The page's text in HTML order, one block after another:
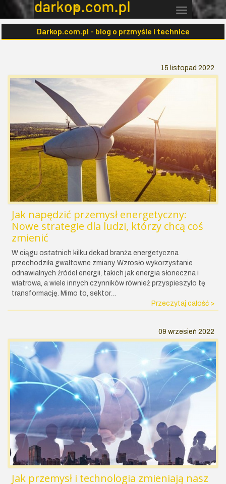
Darkop.com.pl - blog o przmyśle i technice
15 listopad 2022
Jak napędzić przemysł energetyczny:
Nowe strategie dla ludzi, którzy chcą coś
zmienić
‍W ciągu ostatnich kilku dekad branża energetyczna
przechodziła gwałtowne zmiany. Wzrosło wykorzystanie
odnawialnych źródeł energii, takich jak energia słoneczna i
wiatrowa, a wiele innych czynników również przyspieszyło tę
transformację. Mimo to, sektor…
Przeczytaj całość >
09 wrzesień 2022
Jak przemysł i technologia zmieniają nasz